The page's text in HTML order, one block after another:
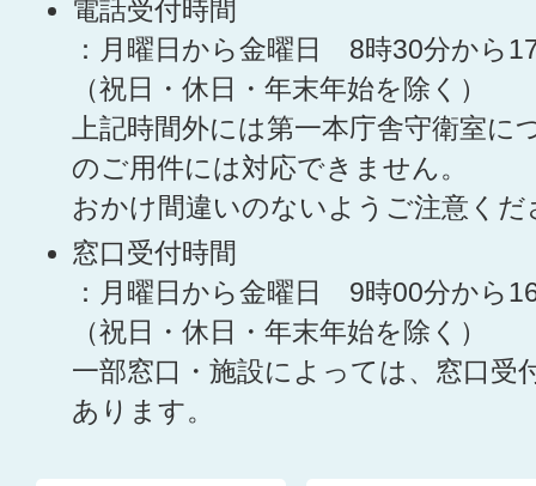
電話受付時間
：月曜日から金曜日 8時30分から
（祝日・休日・年末年始を除く）
上記時間外には第一本庁舎守衛室に
のご用件には対応できません。
おかけ間違いのないようご注意くだ
窓口受付時間
：月曜日から金曜日 9時00分から
（祝日・休日・年末年始を除く）
一部窓口・施設によっては、窓口受
あります。